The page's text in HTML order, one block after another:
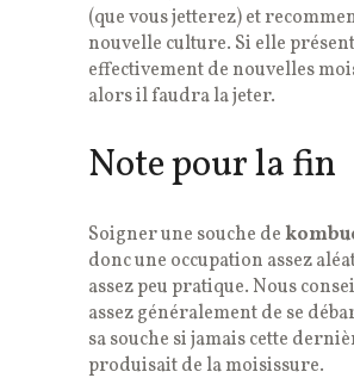
(que vous jetterez) et
nouvelle culture. Si elle
effectivement de nouvelles
alors il faudra la jeter.
Note pour la fin
Soigner une souche de
donc une occupation assez
assez peu pratique. Nous
assez généralement de se
sa souche si jamais cette
produisait de la moisissure.